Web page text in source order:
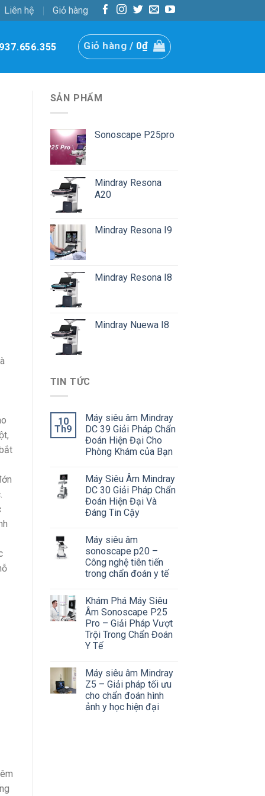
Liên hệ Giỏ hàng
Giỏ hàng / 0₫
SẢN PHẨM
Sonoscape P25pro
Mindray Resona
A20
Mindray Resona I9
Mindray Resona I8
Mindray Nuewa I8
TIN TỨC
10
Th9
Máy siêu âm Mindray
DC 39 Giải Pháp Chẩn
Đoán Hiện Đại Cho
Phòng Khám của Bạn
Máy Siêu Âm Mindray
DC 30 Giải Pháp Chẩn
Đoán Hiện Đại Và
Đáng Tin Cậy
Máy siêu âm
sonoscape p20 –
Công nghệ tiên tiến
trong chẩn đoán y tế
Khám Phá Máy Siêu
Âm Sonoscape P25
Pro – Giải Pháp Vượt
Trội Trong Chẩn Đoán
Y Tế
Máy siêu âm Mindray
Z5 – Giải pháp tối ưu
cho chẩn đoán hình
ảnh y học hiện đại